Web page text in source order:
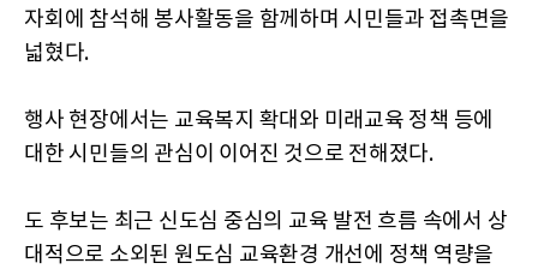
자회에 참석해 봉사활동을 함께하며 시민들과 접촉면을
넓혔다.
행사 현장에서는 교육복지 확대와 미래교육 정책 등에
대한 시민들의 관심이 이어진 것으로 전해졌다.
도 후보는 최근 신도심 중심의 교육 발전 흐름 속에서 상
대적으로 소외된 원도심 교육환경 개선에 정책 역량을